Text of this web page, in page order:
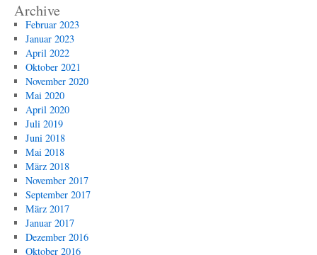
Archive
Februar 2023
Januar 2023
April 2022
Oktober 2021
November 2020
Mai 2020
April 2020
Juli 2019
Juni 2018
Mai 2018
März 2018
November 2017
September 2017
März 2017
Januar 2017
Dezember 2016
Oktober 2016